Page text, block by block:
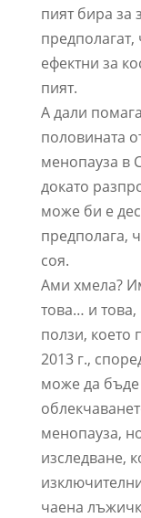
пият бира за
ефектни за
пият.
А дали
половината
менопауза в
докато
може би е
предполага,
соя.
Ами хмела?
това… и
ползи, което
2013 г.,
може да
менопауза,
изследване,
чаена